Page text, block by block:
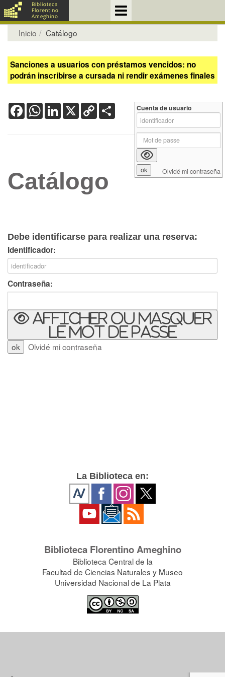
Inicio Catálogo
Sanciones a usuarios con préstamos vencidos: no
podrán inscribirse a cursada ni rendir exámenes finales
FacebookWhatsApp
LinkedIn
X Copy
Link
Catálogo
Debe identificarse para realizar una reserva:
Identificador:
Contraseña:
Afficher ou masquer
le mot de passe
Olvidé mi contraseña
Cuenta de usuario
Olvidé mi contraseña
La Biblioteca en:
Biblioteca Florentino Ameghino
Biblioteca Central de la
Facultad de Ciencias Naturales y Museo
Universidad Nacional de La Plata